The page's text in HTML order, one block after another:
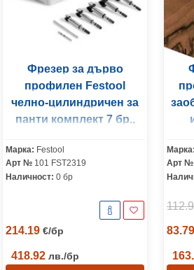
Фрезер за дърво
профилен Festool
челно-цилиндричен за
панти комплект 7 бр.,
Марка: Festool
Арт № 101 FST2319
Наличност: 0 бр
214.19 €/бр
418.92 лв./бр
Марка:
Арт №
83.79